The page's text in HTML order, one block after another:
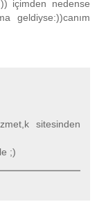
içimden nedense
geldiyse:))canım
sitesinden
;)